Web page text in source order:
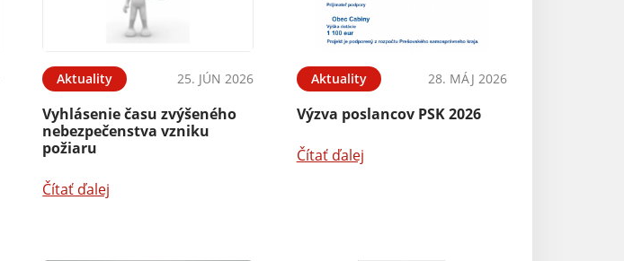
Aktuality 25. JÚN 2026
Vyhlásenie času zvýšeného
nebezpečenstva vzniku
požiaru
Čítať ďalej
Aktuality 28. MÁJ 2026
Výzva poslancov PSK 2026
Čítať ďalej